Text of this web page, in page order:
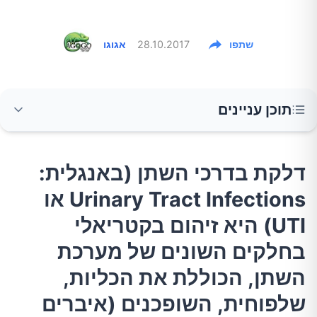
אגוגו 28.10.2017 שתפו
תוכן עניינים
Infections או UTI) היא זיהום בקטריאלי בחלקים
השונים של מערכת השתן, הכוללת את הכליות,
שלפוחית, השופכנים (איברים צינוריים המעבירים
את השתן מהכליות לשלפוחית השתן) והשופכה
(הצינורית דרכה יוצא השתן).
הסוגים השונים של דלקות בדרכי השתן
דלקת בדרכי השתן (באנגלית:
Urinary Tract Infections או
UTI) היא זיהום בקטריאלי
בחלקים השונים של מערכת
השתן, הכוללת את הכליות,
שלפוחית, השופכנים (איברים